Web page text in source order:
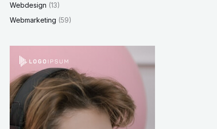
Webdesign (13)
Webmarketing (59)